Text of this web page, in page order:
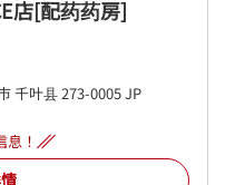
店[配药药房]
千叶县273-0005JP
息！